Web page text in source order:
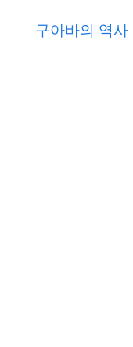
구아바의 역사